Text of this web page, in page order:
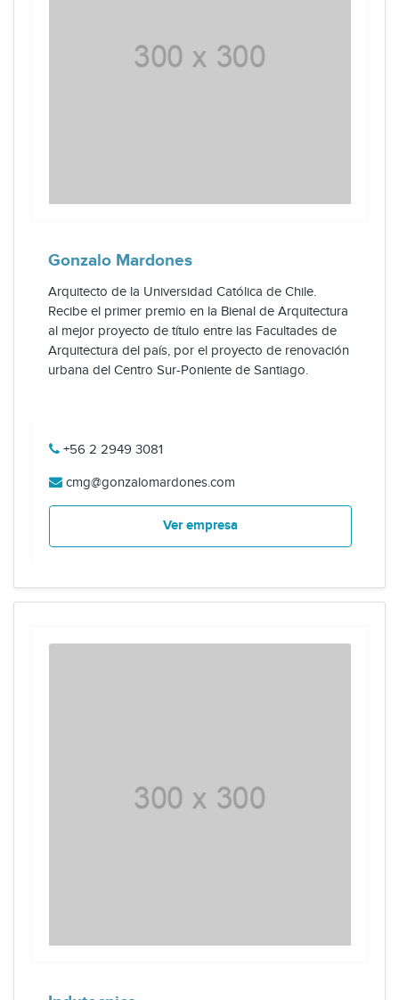
Gonzalo Mardones
Arquitecto de la Universidad Católica de Chile.
Recibe el primer premio en la Bienal de Arquitectura
al mejor proyecto de título entre las Facultades de
Arquitectura del país, por el proyecto de renovación
urbana del Centro Sur-Poniente de Santiago.
+56 2 2949 3081
cmg@gonzalomardones.com
Ver empresa